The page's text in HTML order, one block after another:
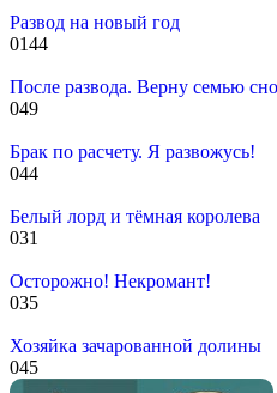
Развод на новый год
0144
После развода. Верну семью
049
Брак по расчету. Я развожусь!
044
Белый лорд и тёмная королева
031
Осторожно! Некромант!
035
Хозяйка зачарованной долины
045